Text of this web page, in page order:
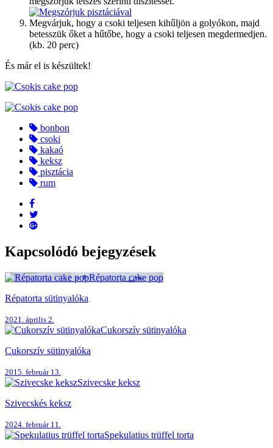
Megvárjuk, hogy a csoki teljesen kihűljön a golyókon, majd
betesszük őket a hűtőbe, hogy a csoki teljesen megdermedjen.
(kb. 20 perc)
És már el is készültek!
bonbon
csoki
kakaó
keksz
pisztácia
rum
Kapcsolódó bejegyzések
Répatorta cake pop
Répatorta sütinyalóka
2021. április 2.
Cukorszív sütinyalóka
Cukorszív sütinyalóka
2015. február 13.
Szivecske keksz
Szivecskés keksz
2024. február 11.
Spekulatius trüffel torta